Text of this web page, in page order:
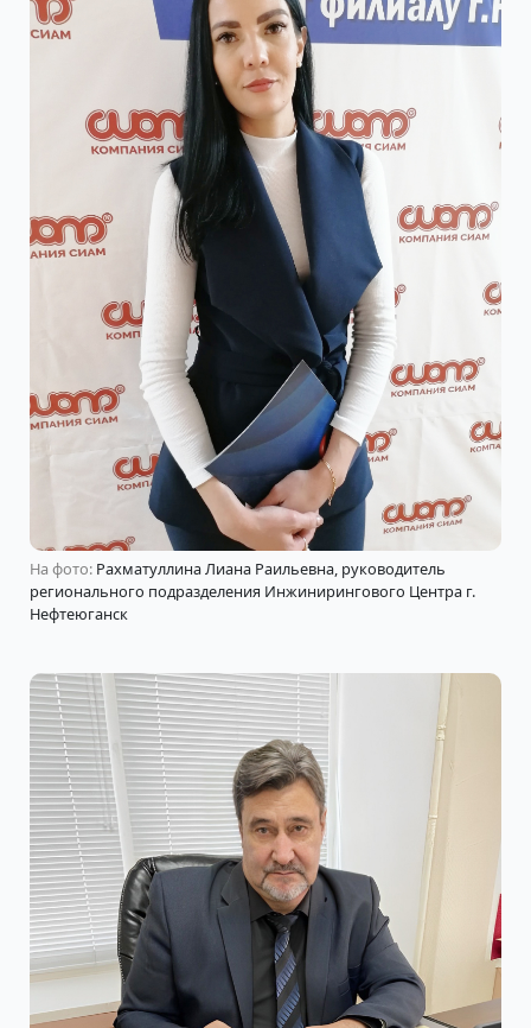
На фото: Рахматуллина Лиана Раильевна, руководитель
регионального подразделения Инжинирингового Центра г.
Нефтеюганск